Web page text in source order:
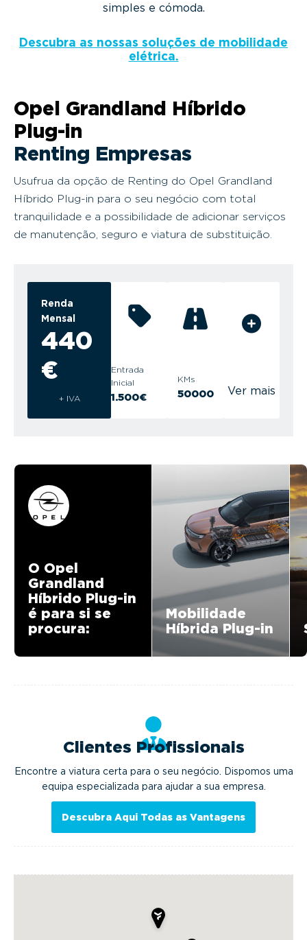
simples e cómoda.
Descubra as nossas soluções de mobilidade
elétrica.
Opel Grandland Híbrido
Plug-in
Renting Empresas
Usufrua da opção de Renting do Opel Grandland
Híbrido Plug-in para o seu negócio com total
tranquilidade e a possibilidade de adicionar serviços
de manutenção, seguro e viatura de substituição.
Renda
Mensal
440
€
+ IVA
Entrada
Inicial
1.500€
KMs
50000 Ver mais
O Opel
Grandland
Híbrido Plug-in
é para si se
procura:
Mobilidade
Híbrida Plug-in
Clientes Profissionais
Encontre a viatura certa para o seu negócio. Dispomos uma
equipa especializada para ajudar a sua empresa.
Descubra Aqui Todas as Vantagens